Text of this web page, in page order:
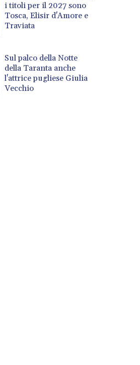
i titoli per il 2027 sono
Tosca, Elisir d'Amore e
Traviata
Sul palco della Notte
della Taranta anche
l'attrice pugliese Giulia
Vecchio